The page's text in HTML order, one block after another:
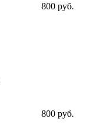
800 руб.
800 руб.